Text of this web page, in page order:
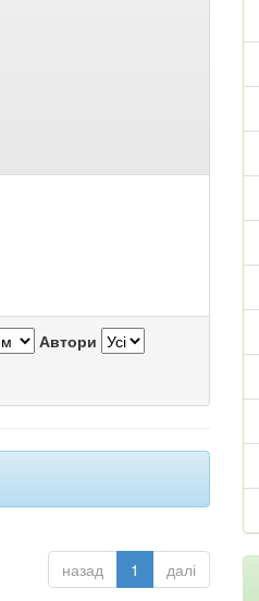
Автори
назад 1 далі